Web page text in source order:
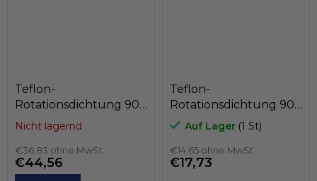
Teflon-
Rotationsdichtung 90
x 80,6 x 7,1
PTFE+C/Edelstahlfeder,
Kastas K751-090
Nicht lagernd
€36,83 ohne MwSt.
€44,56
Teflon-
Rotationsdichtung 90
x 79 x 4,2
PTFE+Bronze/NBR,
Kastas K752-090
Auf Lager (1 St)
€14,65 ohne MwSt.
€17,73